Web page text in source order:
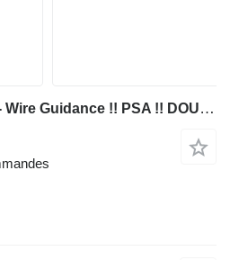
Jungheinrich EKS 210 - Wire Guidance !! PSA !! DOUBLE steering !! Triplex FFL